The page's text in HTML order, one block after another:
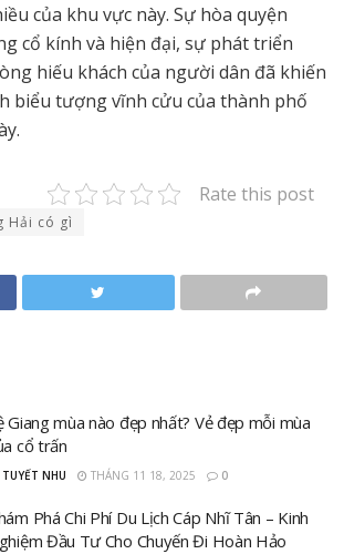
của khu vực này. Sự hòa quyện
cổ kính và hiện đại, sự phát triển
hiếu khách của người dân đã khiến
biểu tượng vĩnh cửu của thành phố
Rate this post
Hải có gì
Giang mùa nào đẹp nhất? Vẻ đẹp mỗi mùa
cổ trấn
TUYẾT NHU THÁNG 11 18, 2025 0
Phá Chi Phí Du Lịch Cáp Nhĩ Tân – Kinh
Đầu Tư Cho Chuyến Đi Hoàn Hảo